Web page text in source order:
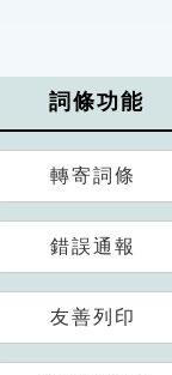
詞條功能
轉寄詞條
錯誤通報
友善列印